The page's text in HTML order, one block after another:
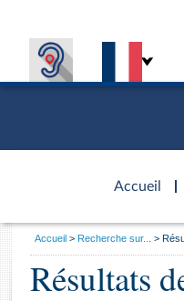
Accueil
d'accueil
Général
Vous
Accueil Recherche sur...
Résultats